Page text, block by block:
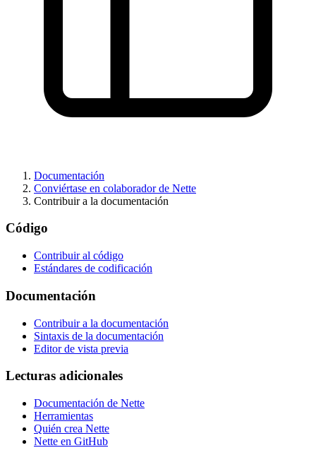
Abrir vista previa
Informar de un problema con esta página en GitHub
Documentación
Conviértase en colaborador de Nette
Contribuir a la documentación
Código
Contribuir al código
Estándares de codificación
Documentación
Contribuir a la documentación
Sintaxis de la documentación
Editor de vista previa
Lecturas adicionales
Documentación de Nette
Herramientas
Quién crea Nette
Nette en GitHub